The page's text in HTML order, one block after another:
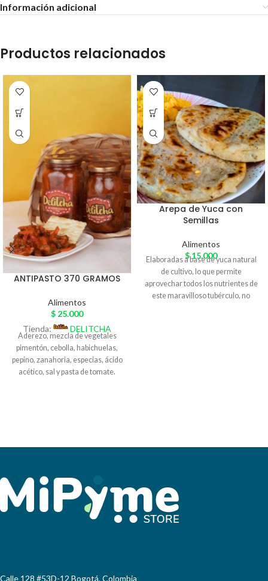
Información adicional
Productos relacionados
ANTIPASTO 370 GRAMOS
Alimentos
$ 25.000
Tienda:
DELITCHA
Aderezo, mezcla de vegetales
pimentón, cebolla, habichuelas,
pepino, zanahoria, especias, ácido
acético, sal y pasta de tomate.
Una vez abierto refrigerar y
consumir en el menor tiempo.
Acompáñalo con carnes blancas ,
rojas, pan tostado galletas, quesos,
Arepa de Yuca con
Semillas
Alimentos
$15.000
Elaboradas a base de yuca natural
de cultivo, lo que permite
aprovechar todos los nutrientes de
este maravilloso tubérculo, no
grasa), dejar quietas de 5 a 7
minutos y luego voltear, asar al
gusto. LO MEJOR! Producto Sin
aditivos-Conservantes-Gluten-
Calle 128 #53D-12 Bogotá, Colombia